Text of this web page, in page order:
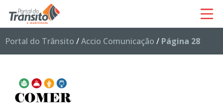
Portal do Trânsito /Accio Comunicação / Página 28